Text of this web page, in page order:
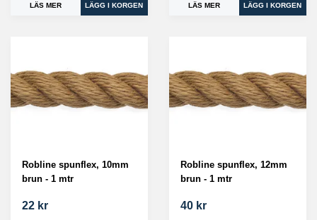
LÄS MER LÄS MER
Robline spunflex, 10mm
brun - 1 mtr
22 kr
Robline spunflex, 12mm
brun - 1 mtr
40 kr